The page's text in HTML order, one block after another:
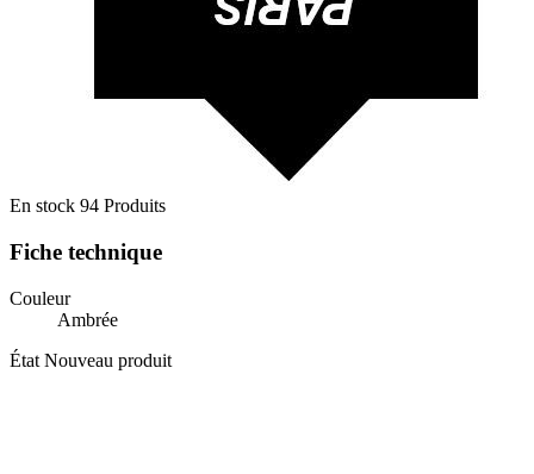
En stock 94 Produits
Fiche technique
Couleur
Ambrée
État Nouveau produit